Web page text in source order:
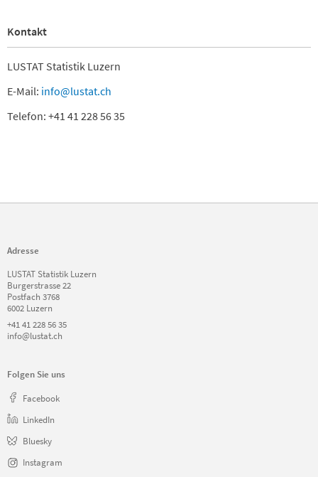
Kontakt
LUSTAT Statistik Luzern
E-Mail: info@lustat.ch
Telefon: +41 41 228 56 35
Adresse
LUSTAT Statistik Luzern
Burgerstrasse 22
Postfach 3768
6002 Luzern
+41 41 228 56 35
info@lustat.ch
Folgen Sie uns
Facebook
LinkedIn
Bluesky
Instagram